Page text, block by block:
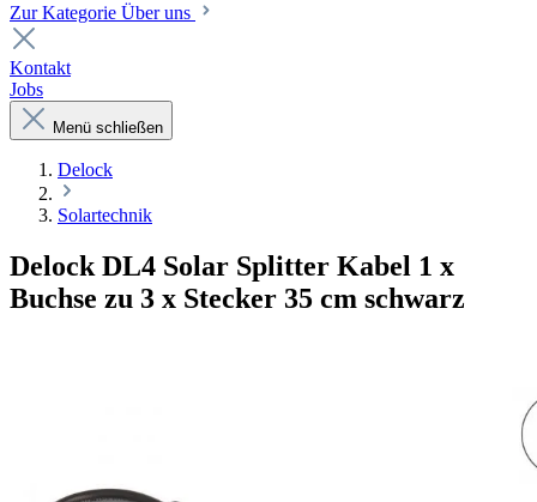
Zur Kategorie Über uns
Kontakt
Jobs
Menü schließen
Delock
Solartechnik
Delock DL4 Solar Splitter Kabel 1 x
Buchse zu 3 x Stecker 35 cm schwarz